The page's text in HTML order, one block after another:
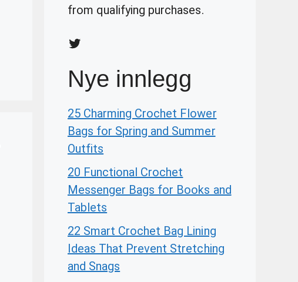
from qualifying purchases.
Twitter
Nye innlegg
25 Charming Crochet Flower
Bags for Spring and Summer
Outfits
20 Functional Crochet
Messenger Bags for Books and
Tablets
22 Smart Crochet Bag Lining
Ideas That Prevent Stretching
and Snags